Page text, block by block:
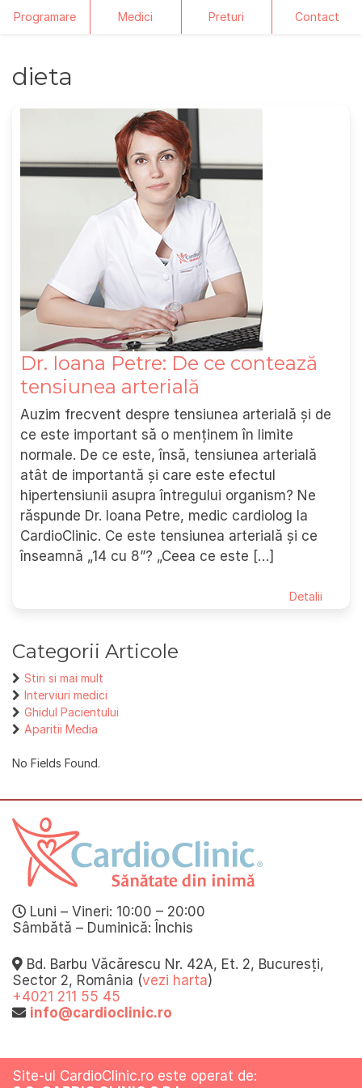
Programare Medici Preturi Contact
dieta
Dr. Ioana Petre: De ce contează
tensiunea arterială
Auzim frecvent despre tensiunea arterială și de
ce este important să o menținem în limite
normale. De ce este, însă, tensiunea arterială
atât de importantă și care este efectul
hipertensiunii asupra întregului organism? Ne
răspunde Dr. Ioana Petre, medic cardiolog la
CardioClinic. Ce este tensiunea arterială și ce
înseamnă „14 cu 8”? „Ceea ce este […]
Detalii
Categorii Articole
Stiri si mai mult
Interviuri medici
Ghidul Pacientului
Aparitii Media
No Fields Found.
Luni – Vineri: 10:00 – 20:00
Sâmbătă – Duminică: Închis
Bd. Barbu Văcărescu Nr. 42A, Et. 2, Bucuresți,
Sector 2, România (vezi harta)
+4021 211 55 45
info@cardioclinic.ro
Site-ul CardioClinic.ro este operat de: